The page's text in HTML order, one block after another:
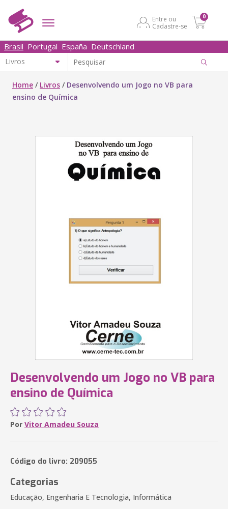
Entre ou
Cadastre-se
0
Brasil Portugal España Deutschland
Home / Livros / Desenvolvendo um Jogo no VB para
ensino de Química
Desenvolvendo um Jogo no VB para
ensino de Química
Por Vitor Amadeu Souza
Código do livro: 209055
Categorias
Educação, Engenharia E Tecnologia, Informática